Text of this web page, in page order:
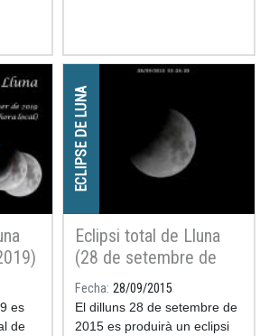
es
de
ECLIPSE DE LUNA
Eclipsi total de Lluna
(28 de setembre de
2015)
Fecha 28/09/2015
El dilluns 28 de setembre de
2015 es produirà un eclipsi